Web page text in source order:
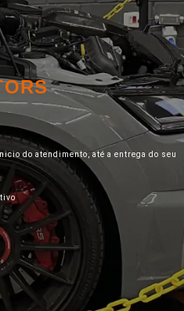
do atendimento, até a entrega do seu